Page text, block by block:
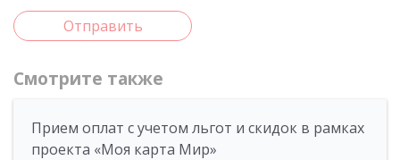
Отправить
Смотрите также
Прием оплат с учетом льгот и скидок в рамках
проекта «Моя карта Мир»